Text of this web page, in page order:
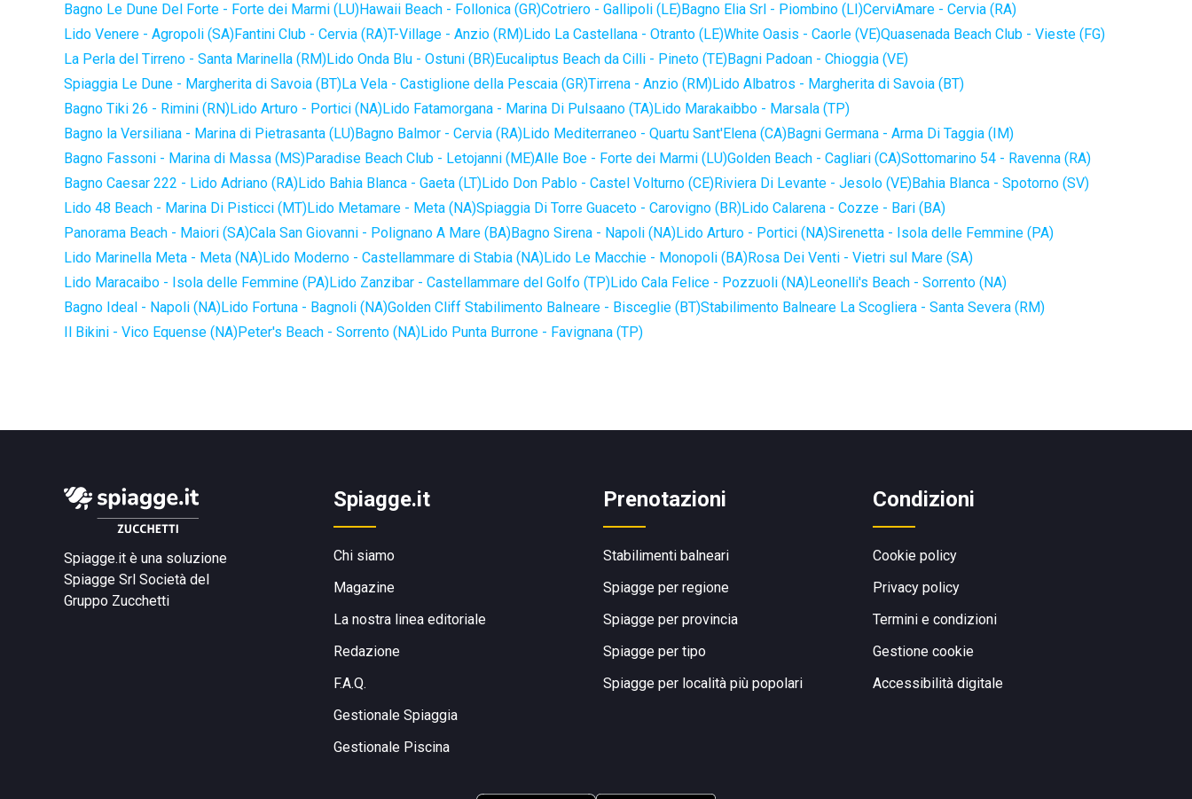
Bagno Le Dune Del Forte - Forte dei Marmi (LU)Hawaii Beach - Follonica (GR)Cotriero - Gallipoli (LE)Bagno Elia Srl - Piombino (LI)CerviAmare - Cervia (RA)
Lido Venere - Agropoli (SA)Fantini Club - Cervia (RA)T-Village - Anzio (RM)Lido La Castellana - Otranto (LE)White Oasis - Caorle (VE)Quasenada Beach Club - Vieste (FG)
La Perla del Tirreno - Santa Marinella (RM)Lido Onda Blu - Ostuni (BR)Eucaliptus Beach da Cilli - Pineto (TE)Bagni Padoan - Chioggia (VE)
Spiaggia Le Dune - Margherita di Savoia (BT)La Vela - Castiglione della Pescaia (GR)Tirrena - Anzio (RM)Lido Albatros - Margherita di Savoia (BT)
Bagno Tiki 26 - Rimini (RN)Lido Arturo - Portici (NA)Lido Fatamorgana - Marina Di Pulsaano (TA)Lido Marakaibbo - Marsala (TP)
Bagno la Versiliana - Marina di Pietrasanta (LU)Bagno Balmor - Cervia (RA)Lido Mediterraneo - Quartu Sant'Elena (CA)Bagni Germana - Arma Di Taggia (IM)
Bagno Fassoni - Marina di Massa (MS)Paradise Beach Club - Letojanni (ME)Alle Boe - Forte dei Marmi (LU)Golden Beach - Cagliari (CA)Sottomarino 54 - Ravenna (RA)
Bagno Caesar 222 - Lido Adriano (RA)Lido Bahia Blanca - Gaeta (LT)Lido Don Pablo - Castel Volturno (CE)Riviera Di Levante - Jesolo (VE)Bahia Blanca - Spotorno (SV)
Lido 48 Beach - Marina Di Pisticci (MT)Lido Metamare - Meta (NA)Spiaggia Di Torre Guaceto - Carovigno (BR)Lido Calarena - Cozze - Bari (BA)
Panorama Beach - Maiori (SA)Cala San Giovanni - Polignano A Mare (BA)Bagno Sirena - Napoli (NA)Lido Arturo - Portici (NA)Sirenetta - Isola delle Femmine (PA)
Lido Marinella Meta - Meta (NA)Lido Moderno - Castellammare di Stabia (NA)Lido Le Macchie - Monopoli (BA)Rosa Dei Venti - Vietri sul Mare (SA)
Lido Maracaibo - Isola delle Femmine (PA)Lido Zanzibar - Castellammare del Golfo (TP)Lido Cala Felice - Pozzuoli (NA)Leonelli's Beach - Sorrento (NA)
Bagno Ideal - Napoli (NA)Lido Fortuna - Bagnoli (NA)Golden Cliff Stabilimento Balneare - Bisceglie (BT)Stabilimento Balneare La Scogliera - Santa Severa (RM)
Il Bikini - Vico Equense (NA)Peter's Beach - Sorrento (NA)Lido Punta Burrone - Favignana (TP)
Spiagge.it è una soluzione
Spiagge Srl Società del
Gruppo Zucchetti
Spiagge.it
Chi siamo
Magazine
La nostra linea editoriale
Redazione
F.A.Q.
Gestionale Spiaggia
Gestionale Piscina
Prenotazioni
Stabilimenti balneari
Spiagge per regione
Spiagge per provincia
Spiagge per tipo
Spiagge per località più popolari
Condizioni
Cookie policy
Privacy policy
Termini e condizioni
Gestione cookie
Accessibilità digitale